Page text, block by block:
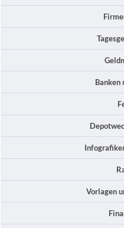
Banken
Vorlagen